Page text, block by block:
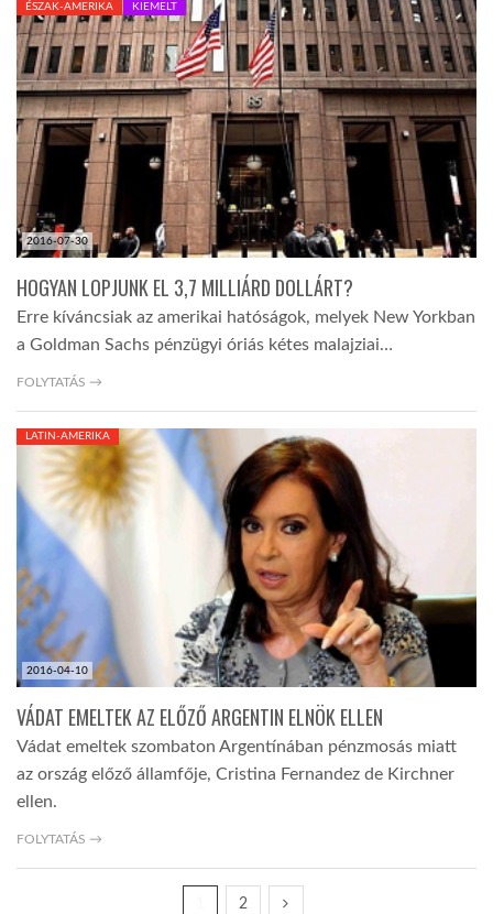
2016-07-30
ÉSZAK-AMERIKA KIEMELT
HOGYAN LOPJUNK EL 3,7 MILLIÁRD DOLLÁRT?
Erre kíváncsiak az amerikai hatóságok, melyek New Yorkban
a Goldman Sachs pénzügyi óriás kétes malajziai…
FOLYTATÁS →
2016-04-10
LATIN-AMERIKA
VÁDAT EMELTEK AZ ELŐZŐ ARGENTIN ELNÖK ELLEN
Vádat emeltek szombaton Argentínában pénzmosás miatt
az ország előző államfője, Cristina Fernandez de Kirchner
ellen.
FOLYTATÁS →
2